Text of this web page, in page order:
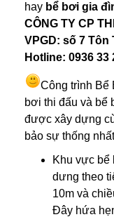
hay bể bơi gia
CÔNG TY CP
VPGD: số 7 Tôn
Hotline: 0936 33
Công trình Bể
bơi thi đấu và bể
được xây dựng
bảo sự thống
Khu vực
dưng theo
10m và
Đây hứa